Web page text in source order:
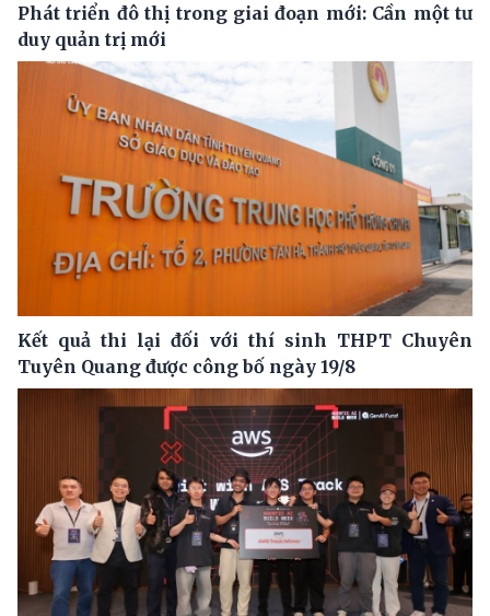
Phát triển đô thị trong giai đoạn mới: Cần một tư
duy quản trị mới
Kết quả thi lại đối với thí sinh THPT Chuyên
Tuyên Quang được công bố ngày 19/8